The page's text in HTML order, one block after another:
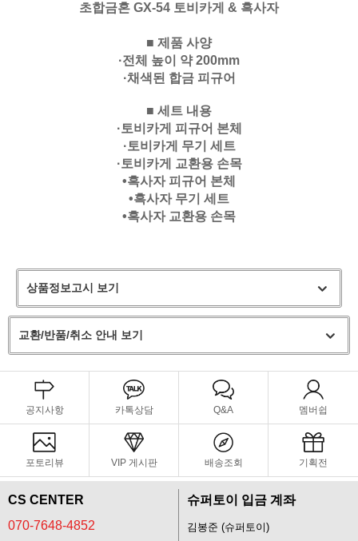
초합금혼 GX-54 토비카게 & 흑사자
■ 제품 사양
·전체 높이 약 200mm
·채색된 합금 피규어
■ 세트 내용
·토비카게 피규어 본체
·토비카게 무기 세트
·토비카게 교환용 손목
•흑사자 피규어 본체
•흑사자 무기 세트
•흑사자 교환용 손목
상품정보고시 보기
교환/반품/취소 안내 보기
공지사항 카톡상담 Q&A 멤버쉽
포토리뷰 VIP 게시판 배송조회 기획전
CS CENTER
070-7648-4852
슈퍼토이 입금 계좌
김봉준 (슈퍼토이)